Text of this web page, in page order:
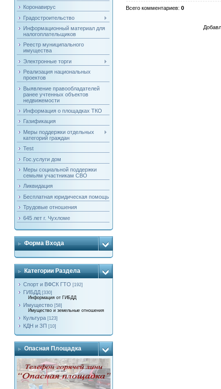
Коронавирус
Градостроительство
Информационный материал для
налогоплательщиков
Реестр муниципального
имущества
Электронные торги
Реализация национальных
проектов
Выявление правообладателей
ранее учтенных объектов
недвижемости
Информация о площадках ТКО
Газификация
Меры поддержки отдельных
категорий граждан
Test
Гос.услуги дом
Меры социальной поддержки
семьям участникам СВО
Ликвидация
Бесплатная юридическая помощь
Трудовые отношения
645 лет г. Чухломе
Форма Входа
Категории Раздела
Спорт и ВФСК ГТО [192]
ГИБДД [330]
Информация от ГИБДД
Имущество [58]
Имущество и земельные отношения
Культура [123]
КДН и ЗП [10]
Опасная Площадка
Всего комментариев:0